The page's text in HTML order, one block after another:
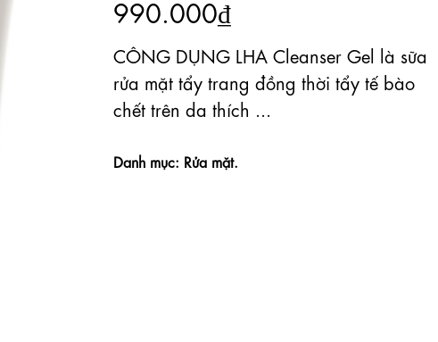
990.000₫
CÔNG DỤNG LHA Cleanser Gel là sữa
rửa mặt tẩy trang đồng thời tẩy tế bào
chết trên da thích ...
Danh mục: Rửa mặt.